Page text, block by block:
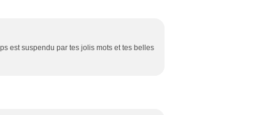
est suspendu par tes jolis mots et tes belles